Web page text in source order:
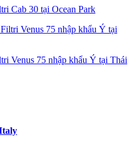
Cab 30 tại Ocean Park
Venus 75 nhập khẩu Ý tại Thái